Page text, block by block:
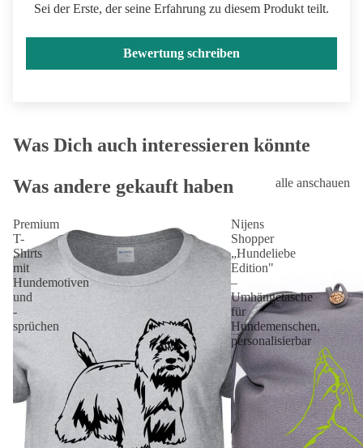
Sei der Erste, der seine Erfahrung zu diesem Produkt teilt.
Bewertung schreiben
Was Dich auch interessieren könnte
Was andere gekauft haben
alle anschauen
Premium
T-
Shirts
mit
Hundemotiven
und
-
sprüchen
Nijens
Shopper
„Hundeliebe
Edition"
–
Umhängetasche
für
Hundemenschen,
personalisierbar